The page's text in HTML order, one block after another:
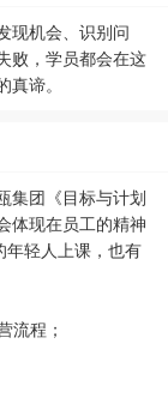
现机会、识别问
败，学员都会在这
真谛。
集团《目标与计划
体现在员工的精神
年轻人上课，也有
流程；